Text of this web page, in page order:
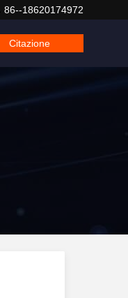
86--18620174972
Citazione